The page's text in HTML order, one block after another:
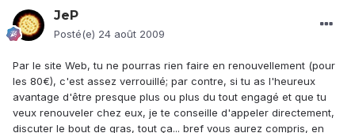
JeP
Posté(e) 24 août 2009
Par le site Web, tu ne pourras rien faire en renouvellement (pour
les 80€), c'est assez verrouillé; par contre, si tu as l'heureux
avantage d'être presque plus ou plus du tout engagé et que tu
veux renouveler chez eux, je te conseille d'appeler directement,
discuter le bout de gras, tout ça... bref vous aurez compris, en